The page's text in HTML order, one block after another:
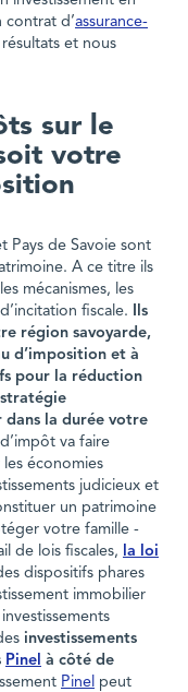
contrat d’assurance-
et nous
sur le
votre
Pays de Savoie sont
A ce titre ils
mécanismes, les
fiscale.
Ils
région savoyarde,
d’imposition et à
pour la réduction
la durée votre
va faire
économies
judicieux et
un patrimoine
votre famille -
de lois fiscales, la loi
dispositifs phares
immobilier
investissements
Pinel à côté de
Pinel peut